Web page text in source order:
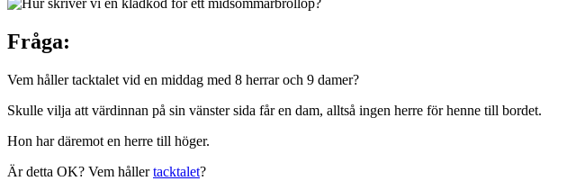
Fråga:
Vem håller tacktalet vid en middag med 8 herrar och 9 damer?
Skulle vilja att värdinnan på sin vänster sida får en dam, alltså ingen herre för henne till bordet.
Hon har däremot en herre till höger.
Är detta OK? Vem hållertacktalet?